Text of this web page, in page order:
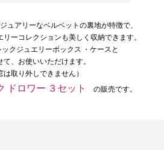
ュアリーなベルベットの裏地が特徴で、
ーコレクションも美しく収納できます。
ックジュエリーボックス ・ケースと
て、お使いいただけます。
は取り外しできません）
ドロワー ３セット の販売です。